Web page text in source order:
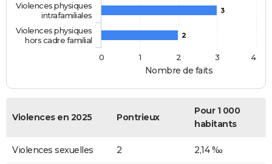
Nombre de faits
3
2
Violences physiques
intrafamiliales
Violences physiques
hors cadre familial
0
1 2 3 4
Violences en 2025 Pontrieux
Pour 1 000
habitants
Violences sexuelles 2 2,14 ‰